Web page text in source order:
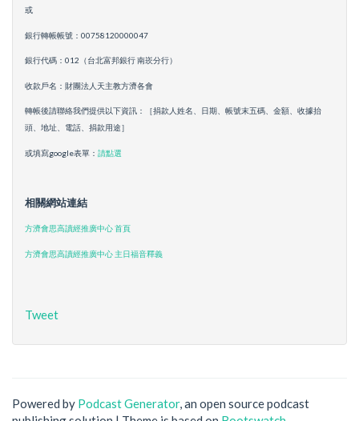
或
銀行轉帳帳號：00758120000047
銀行代碼：012（台北富邦銀行 南崁分行）
收款戶名：財團法人天主教方濟各會
轉帳後請聯絡我們提供以下資訊：［捐款人姓名、日期、帳號末五碼、金額、收據抬
頭、地址、電話、捐款用途］
或填寫google表單： 請點選
相關網站連結
方濟會思高讀經推廣中心 首頁
方濟會思高讀經推廣中心 主日福音釋義
Tweet
Powered by Podcast Generator, an open source podcast